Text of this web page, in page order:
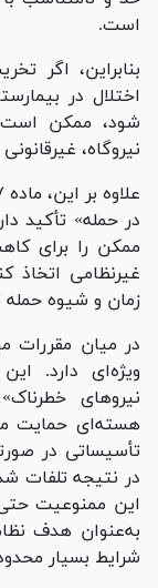
است.
بنابراین، اگر
اختلال در
شود، ممکن
نیروگاه،
در حمله» تأکید
ممکن را برای
غیرنظامی
زمان و شیوه
ویژه‌ای دارد.
نیرو‌های
هسته‌ای حمایت
تأسیساتی در
در نتیجه تلفات
این ممنوعیت
به‌عنوان هدف
شرایط بسیار